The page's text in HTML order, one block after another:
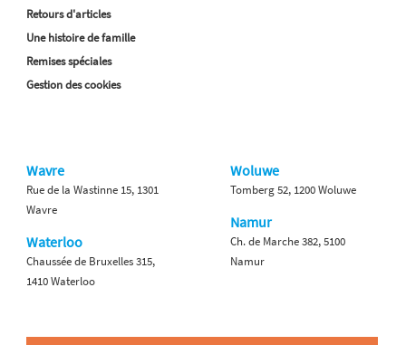
Retours d'articles
Une histoire de famille
Remises spéciales
Gestion des cookies
Wavre
Rue de la Wastinne 15, 1301
Wavre
Waterloo
Chaussée de Bruxelles 315,
1410 Waterloo
Woluwe
Tomberg 52, 1200 Woluwe
Namur
Ch. de Marche 382, 5100
Namur